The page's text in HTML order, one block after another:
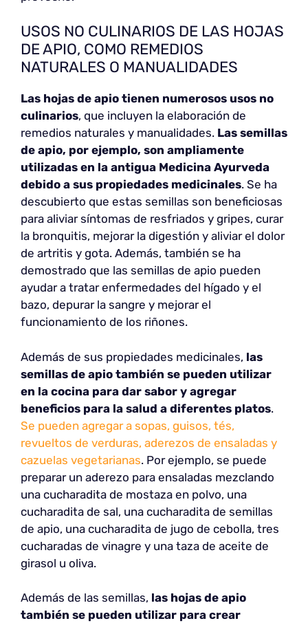
USOS NO CULINARIOS DE LAS HOJAS
DE APIO, COMO REMEDIOS
NATURALES O MANUALIDADES
Las hojas de apio tienen numerosos usos no
culinarios, que incluyen la elaboración de
remedios naturales y manualidades. Las semillas
de apio, por ejemplo, son ampliamente
utilizadas en la antigua Medicina Ayurveda
debido a sus propiedades medicinales. Se ha
descubierto que estas semillas son beneficiosas
para aliviar síntomas de resfriados y gripes, curar
la bronquitis, mejorar la digestión y aliviar el dolor
de artritis y gota. Además, también se ha
demostrado que las semillas de apio pueden
ayudar a tratar enfermedades del hígado y el
bazo, depurar la sangre y mejorar el
funcionamiento de los riñones.
Además de sus propiedades medicinales, las
semillas de apio también se pueden utilizar
en la cocina para dar sabor y agregar
beneficios para la salud a diferentes platos.
Se pueden agregar a sopas, guisos, tés,
revueltos de verduras, aderezos de ensaladas y
cazuelas vegetarianas. Por ejemplo, se puede
preparar un aderezo para ensaladas mezclando
una cucharadita de mostaza en polvo, una
cucharadita de sal, una cucharadita de semillas
de apio, una cucharadita de jugo de cebolla, tres
cucharadas de vinagre y una taza de aceite de
girasol u oliva.
Además de las semillas, las hojas de apio
también se pueden utilizar para crear